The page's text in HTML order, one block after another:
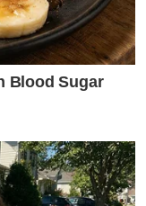
Blood Sugar